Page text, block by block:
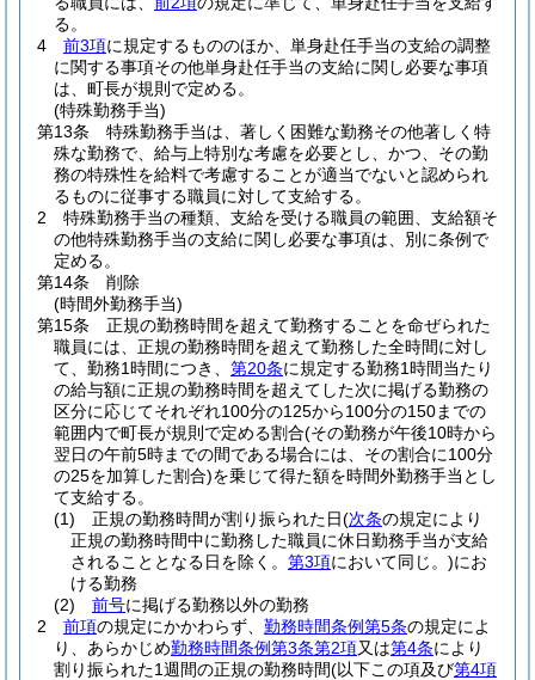
る。
4
前3項に規定するもののほか、単身赴任手当の支給の調整
に関する事項その他単身赴任手当の支給に関し必要な事項
は、町長が規則で定める。
(特殊勤務手当)
第13条
特殊勤務手当は、著しく困難な勤務その他著しく特
殊な勤務で、給与上特別な考慮を必要とし、かつ、その勤
務の特殊性を給料で考慮することが適当でないと認められ
るものに従事する職員に対して支給する。
2
特殊勤務手当の種類、支給を受ける職員の範囲、支給額そ
の他特殊勤務手当の支給に関し必要な事項は、別に条例で
定める。
第14条
削除
(時間外勤務手当)
第15条
正規の勤務時間を超えて勤務することを命ぜられた
職員には、正規の勤務時間を超えて勤務した全時間に対し
て、勤務1時間につき、 第20条に規定する勤務1時間当たり
の給与額に正規の勤務時間を超えてした次に掲げる勤務の
区分に応じてそれぞれ100分の125から100分の150までの
範囲内で町長が規則で定める割合(その勤務が午後10時から
翌日の午前5時までの間である場合には、その割合に100分
の25を加算した割合)を乗じて得た額を時間外勤務手当とし
て支給する。
(1)
正規の勤務時間が割り振られた日(次条の規定により
正規の勤務時間中に勤務した職員に休日勤務手当が支給
されることとなる日を除く。 第3項において同じ。)にお
ける勤務
(2)
前号に掲げる勤務以外の勤務
2
前項の規定にかかわらず、 勤務時間条例第5条の規定によ
り、あらかじめ勤務時間条例第3条第2項又は第4条により
割り振られた1週間の正規の勤務時間(以下この項及び第4項